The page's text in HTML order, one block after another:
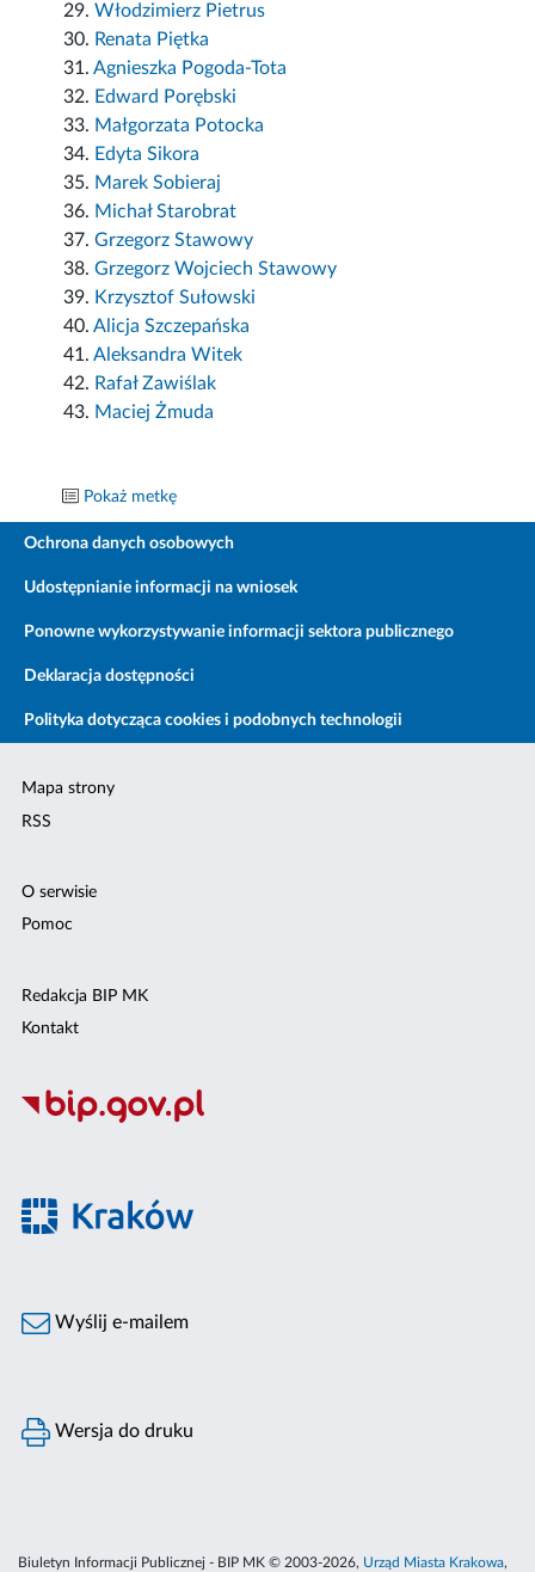
29.Włodzimierz Pietrus
30. Renata Piętka
31.Agnieszka Pogoda-Tota
32. Edward Porębski
33. Małgorzata Potocka
34. Edyta Sikora
35. Marek Sobieraj
36. Michał Starobrat
37.Grzegorz Stawowy
38.Grzegorz Wojciech Stawowy
39. Krzysztof Sułowski
40.Alicja Szczepańska
41.Aleksandra Witek
42. Rafał Zawiślak
43. Maciej Żmuda
Pokaż metkę
Ochrona danych osobowych
Udostępnianie informacji na wniosek
Ponowne wykorzystywanie informacji sektora publicznego
Deklaracja dostępności
Polityka dotycząca cookies i podobnych technologii
Mapa strony
RSS
O serwisie
Pomoc
Redakcja BIP MK
Kontakt
Wyślij e-mailem
Wersja do druku
Biuletyn Informacji Publicznej - BIP MK © 2003-2026, Urząd Miasta Krakowa,